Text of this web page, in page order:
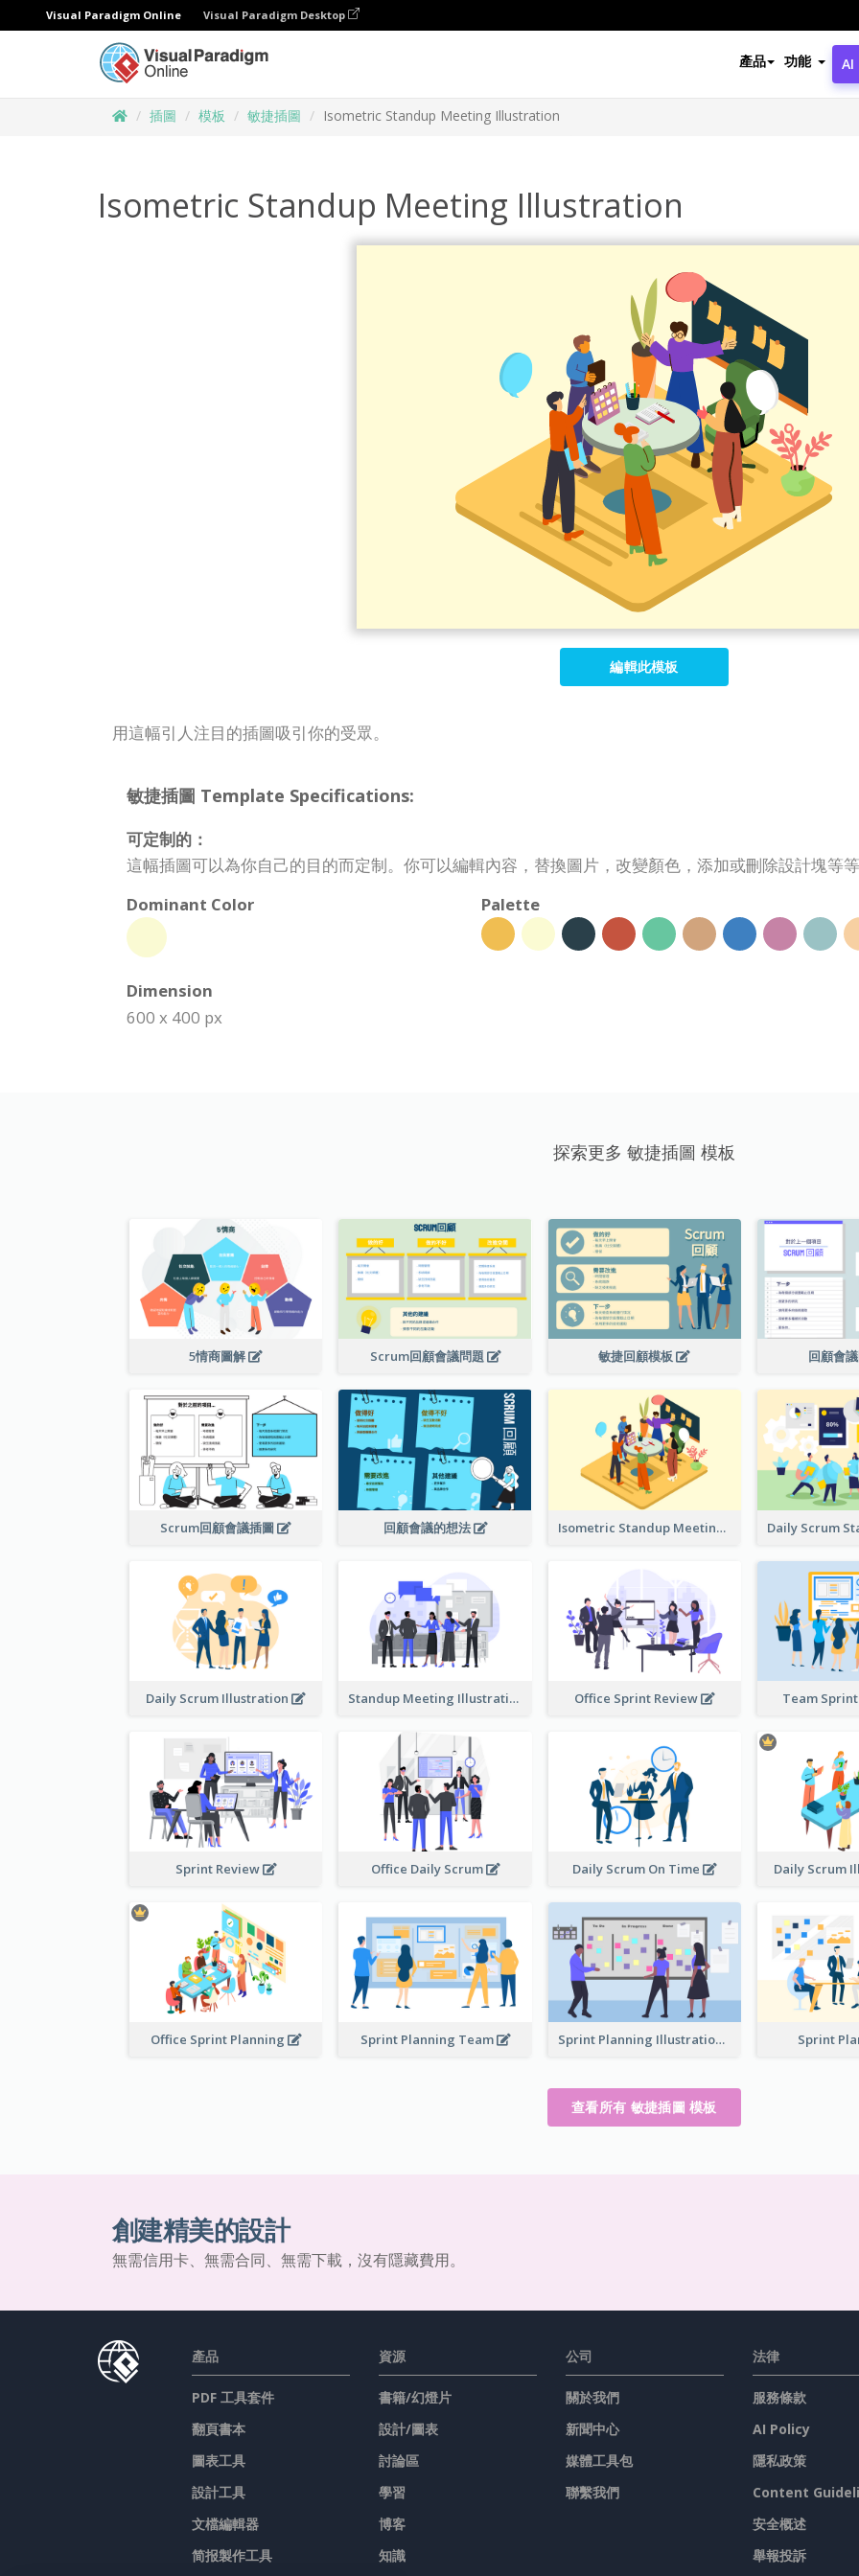
Visual Paradigm Online Visual Paradigm Desktop
產品 功能 AI
插圖 模板 敏捷插圖 Isometric Standup Meeting Illustration
Isometric Standup Meeting Illustration
編輯此模板
用這幅引人注目的插圖吸引你的受眾。
敏捷插圖 Template Specifications:
可定制的：
這幅插圖可以為你自己的目的而定制。你可以編輯內容，替換圖片，改變顏色，添加或刪除設計塊等
Dominant Color
Palette
Dimension
600 x 400 px
探索更多 敏捷插圖 模板
5情商圖解 Scrum回顧會議問題 敏捷回顧模板 回顧會
Scrum回顧會議插圖 回顧會議的想法 Isometric Standup Meeting Illustration
Daily Scrum Illustration Standup Meeting Illustration Office Sprint Review Team
Sprint Review Office Daily Scrum Daily Scrum On Time Daily Scrum
Office Sprint Planning Sprint Planning Team Sprint Planning Illustration Sprint
查看所有 敏捷插圖 模板
創建精美的設計
無需信用卡、無需合同、無需下載，沒有隱藏費用。
產品
PDF 工具套件
翻頁書本
圖表工具
設計工具
文檔編輯器
简报製作工具
資源
書籍/幻燈片
設計/圖表
討論區
學習
博客
知識
公司
關於我們
新聞中心
媒體工具包
聯繫我們
法律
服務條款
AI Policy
隱私政策
Content
安全概述
舉報投訴